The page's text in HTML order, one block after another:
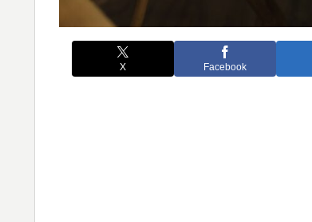
X Facebook